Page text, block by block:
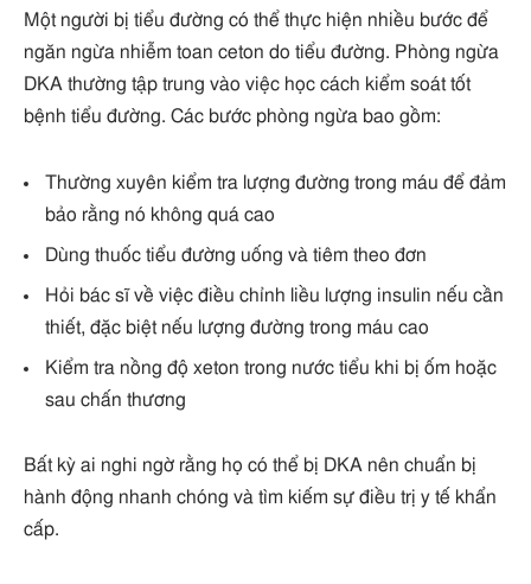
Một người bị tiểu đường có thể thực hiện nhiều bước để
ngăn ngừa nhiễm toan ceton do tiểu đường. Phòng ngừa
DKA thường tập trung vào việc học cách kiểm soát tốt
bệnh tiểu đường. Các bước phòng ngừa bao gồm:
Thường xuyên kiểm tra lượng đường trong máu để đảm
bảo rằng nó không quá cao
Dùng thuốc tiểu đường uống và tiêm theo đơn
Hỏi bác sĩ về việc điều chỉnh liều lượng insulin nếu cần
thiết, đặc biệt nếu lượng đường trong máu cao
Kiểm tra nồng độ xeton trong nước tiểu khi bị ốm hoặc
sau chấn thương
Bất kỳ ai nghi ngờ rằng họ có thể bị DKA nên chuẩn bị
hành động nhanh chóng và tìm kiếm sự điều trị y tế khẩn
cấp.